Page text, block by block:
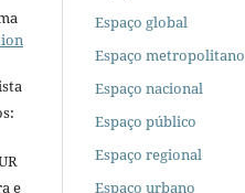
e
Espaço global
Espaço metropolitano
Espaço nacional
Espaço público
Espaço regional
Espaço urbano